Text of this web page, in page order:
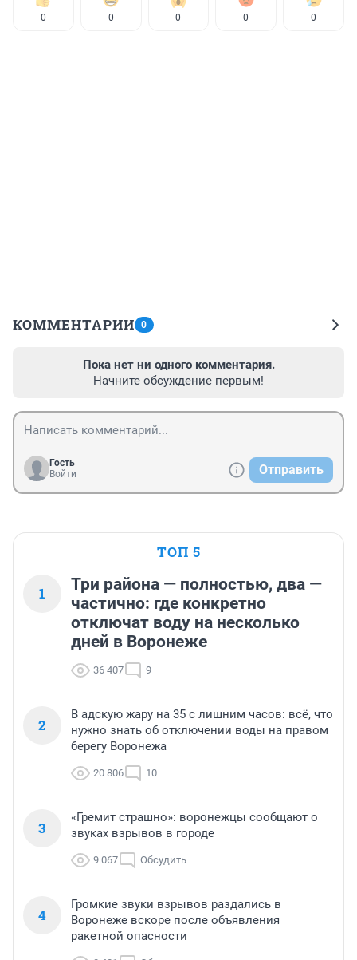
0 0 0 0 0
КОММЕНТАРИИ 0
Пока нет ни одного комментария.
Начните обсуждение первым!
Гость
Войти
Отправить
ТОП 5
1
Три района — полностью, два —
частично: где конкретно
отключат воду на несколько
дней в Воронеже
36 407 9
2
В адскую жару на 35 с лишним часов: всё, что
нужно знать об отключении воды на правом
берегу Воронежа
20 806 10
3
«Гремит страшно»: воронежцы сообщают о
звуках взрывов в городе
9 067 Обсудить
4
Громкие звуки взрывов раздались в
Воронеже вскоре после объявления
ракетной опасности